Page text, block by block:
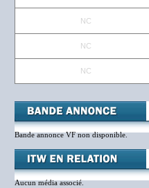
NC
NC
NC
Bande annonce VF non disponible.
Aucun média associé.